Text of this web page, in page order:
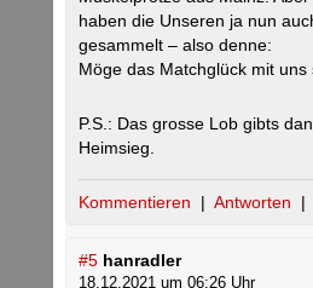
haben die Unseren ja nun
gesammelt – also denne:
Möge das Matchglück mit uns
P.S.: Das grosse Lob gibts
Heimsieg.
Kommentieren | Antworten |
#5 hanradler
18.12.2021 um 06:26 Uhr